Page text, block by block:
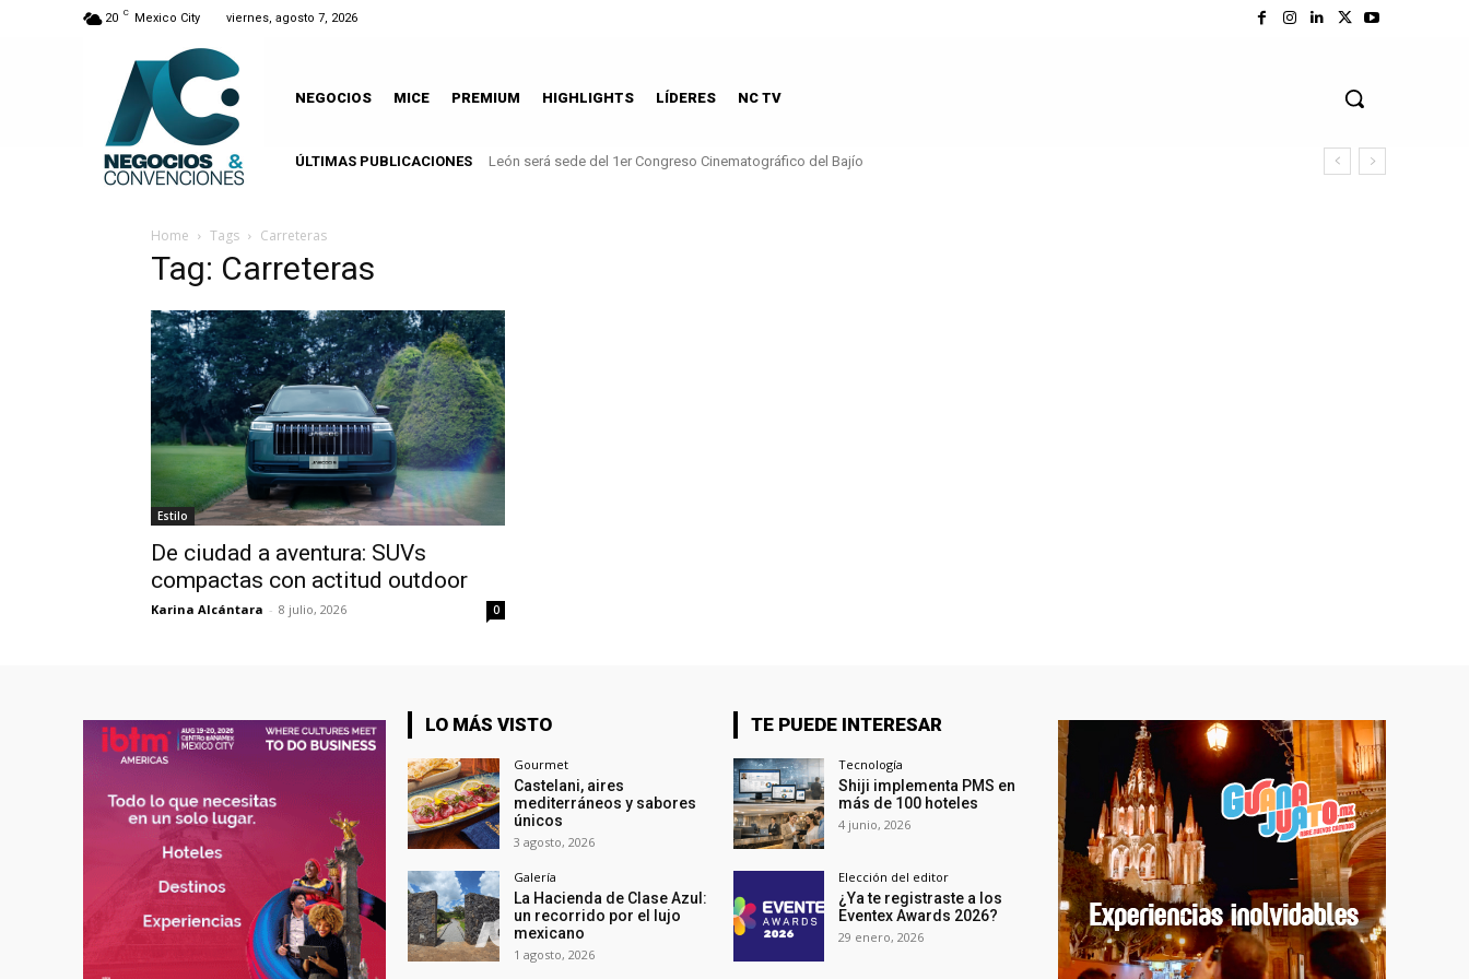
20 C Mexico City viernes, agosto 7, 2026
NEGOCIOS MICE PREMIUM HIGHLIGHTS LÍDERES NC TV
ÚLTIMAS PUBLICACIONES León será sede del 1er Congreso Cinematográfico del Bajío
Home Tags Carreteras
Tag: Carreteras
Estilo
De ciudad a aventura: SUVs
compactas con actitud outdoor
Karina Alcántara - 8 julio, 2026 0
LO MÁS VISTO
Gourmet
Castelani, aires
mediterráneos y sabores
únicos
3 agosto, 2026
Galería
La Hacienda de Clase Azul:
un recorrido por el lujo
mexicano
1 agosto, 2026
TE PUEDE INTERESAR
Tecnología
Shiji implementa PMS en
más de 100 hoteles
4 junio, 2026
Elección del editor
¿Ya te registraste a los
Eventex Awards 2026?
29 enero, 2026